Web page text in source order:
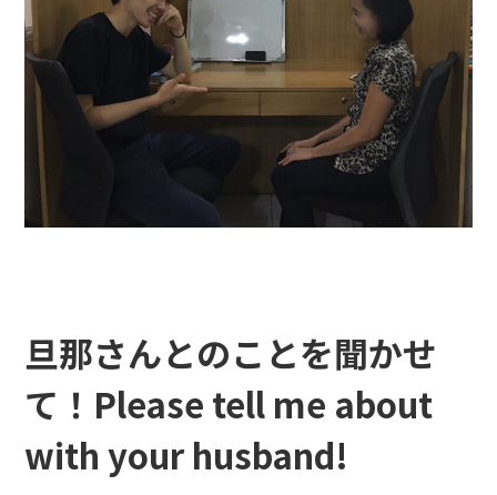
旦那さんとのことを聞かせ
て！Please tell me about
with your husband!